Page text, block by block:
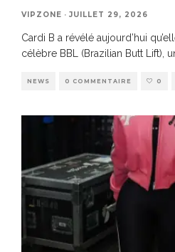
VIPZONE · JUILLET 29, 2026
Cardi B a révélé aujourd’hui
célèbre BBL (Brazilian Butt Lift),
NEWS 0 COMMENTAIRE 0